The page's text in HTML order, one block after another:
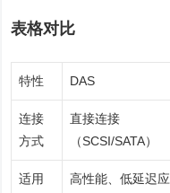
表格对比
特性 DAS
连接
方式
直接连接
（SCSI/SATA）
适用
高性能、低延迟应